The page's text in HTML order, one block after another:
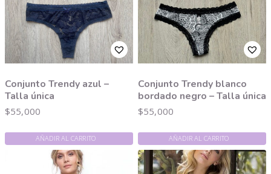
Conjunto Trendy azul –
Talla única
$55,000
AÑADIR AL CARRITO
Conjunto Trendy blanco
bordado negro – Talla única
$55,000
AÑADIR AL CARRITO